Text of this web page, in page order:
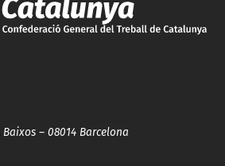
– 08014 Barcelona